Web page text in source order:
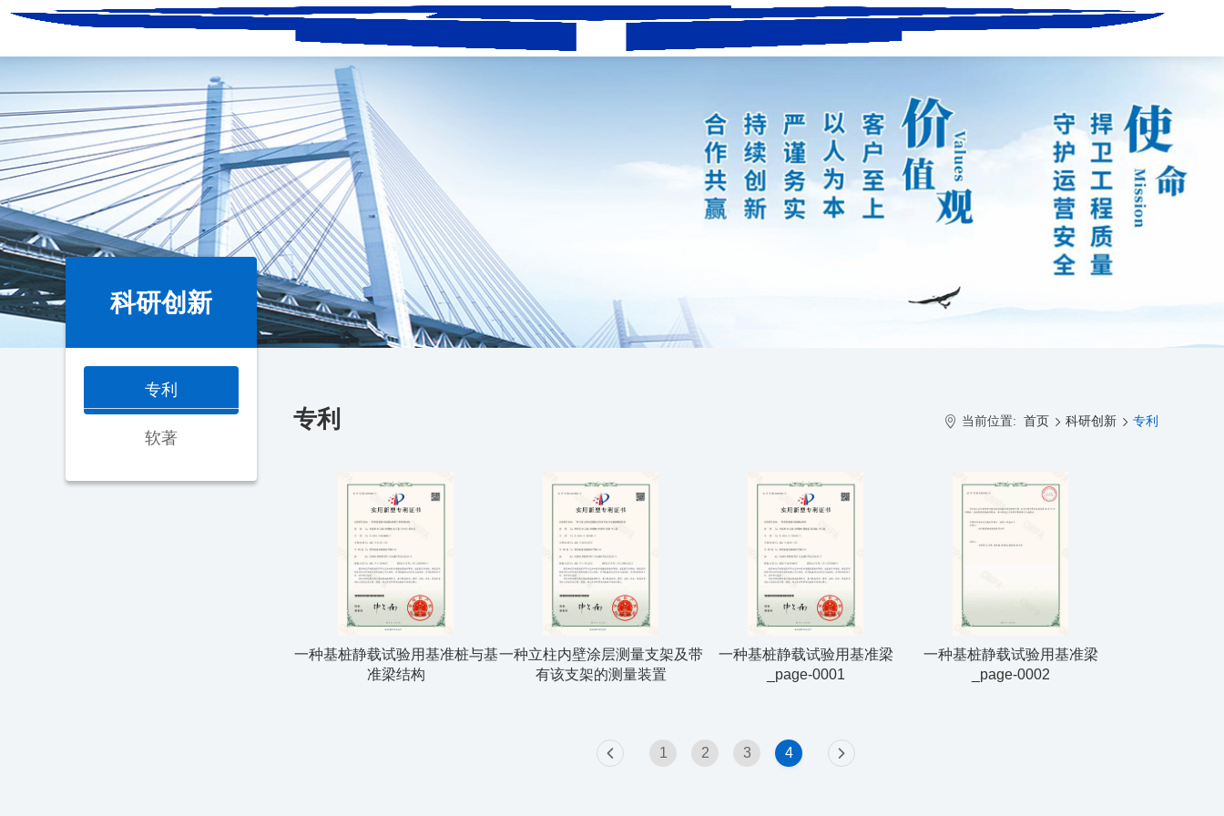
科研创新
专利
软著
专利 当前位置: 首页 科研创新 专利
一种基桩静载试验用基准桩与基
准梁结构
一种立柱内壁涂层测量支架及带
有该支架的测量装置
一种基桩静载试验用基准梁
_page-0001
一种基桩静载试验用基准梁
_page-0002
1 2 3 4